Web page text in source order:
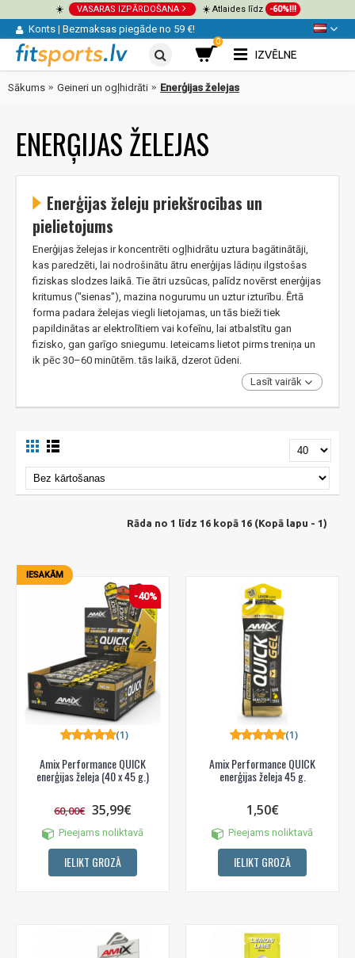
☀️ VASARAS IZPĀRDOŠANA ☀️ Atlaides līdz -60%!!!
Konts | Bezmaksas piegāde no 59 €!
0
IZVĒLNE
Sākums Geineri un ogļhidrāti Enerģijas želejas
ENERĢIJAS ŽELEJAS
Enerģijas želeju priekšrocības un
pielietojums
Enerģijas želejas ir koncentrēti ogļhidrātu uztura bagātinātāji,
kas paredzēti, lai nodrošinātu ātru enerģijas lādiņu ilgstošas
fiziskas slodzes laikā. Tie ātri uzsūcas, palīdz novērst enerģijas
kritumus ("sienas"), mazina nogurumu un uztur izturību. Ērtā
forma padara želejas viegli lietojamas, un tās bieži tiek
papildinātas ar elektrolītiem vai kofeīnu, lai atbalstītu gan
fizisko, gan garīgo sniegumu. Ieteicams lietot pirms treniņa un
ik pēc 30–60 minūtēm. tās laikā, dzerot ūdeni.
Lasīt vairāk
Rāda no 1 līdz 16 kopā 16 (Kopā lapu - 1)
IESAKĀM
-40%
Amix Performance QUICK
enerģijas želeja (40 x 45 g.)
(1)
60,00€ 35,99€
Pieejams noliktavā
IELIKT GROZĀ
Amix Performance QUICK
enerģijas želeja 45 g.
(1)
1,50€
Pieejams noliktavā
IELIKT GROZĀ